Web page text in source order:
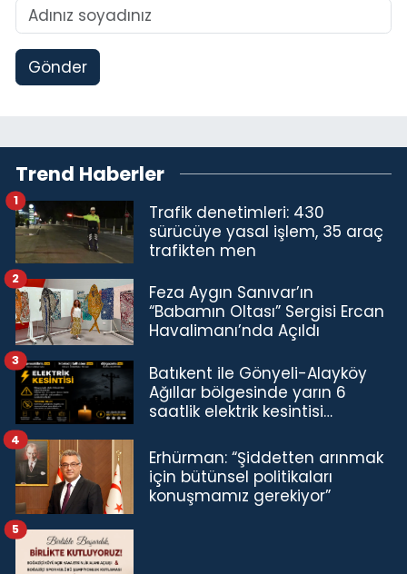
Gönder
Trend Haberler
Trafik denetimleri: 430
sürücüye yasal işlem, 35 araç
trafikten men
1
Feza Aygın Sanıvar’ın
“Babamın Oltası” Sergisi Ercan
Havalimanı’nda Açıldı
2
Batıkent ile Gönyeli-Alayköy
Ağıllar bölgesinde yarın 6
saatlik elektrik kesintisi…
3
Erhürman: “Şiddetten arınmak
için bütünsel politikaları
konuşmamız gerekiyor”
4
5